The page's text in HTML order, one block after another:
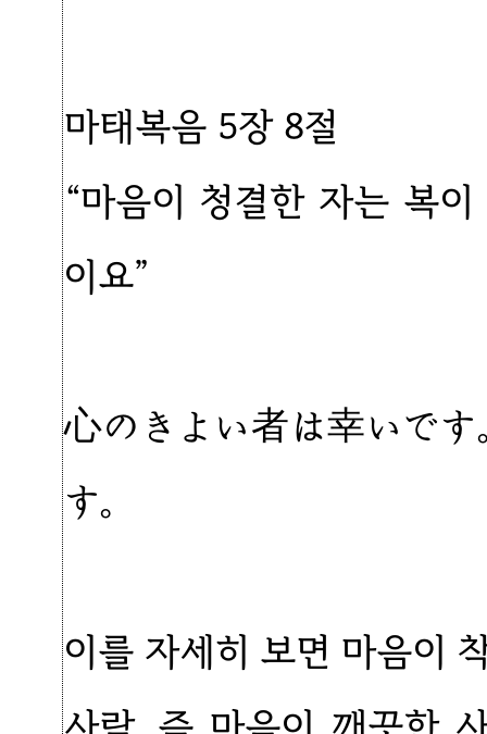
마태복음 5장 8절
“마음이 청결한 자는 복
이요”
心のきよい者は幸いで
す。
이를 자세히 보면 마음이